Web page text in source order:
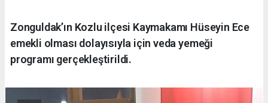
Zonguldak’ın Kozlu ilçesi Kaymakamı Hüseyin Ece
emekli olması dolayısıyla için veda yemeği
programı gerçekleştirildi.